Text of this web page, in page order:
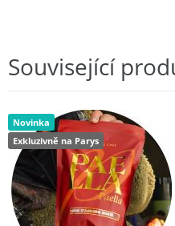
Související
Novinka
Exkluzivně na Parys